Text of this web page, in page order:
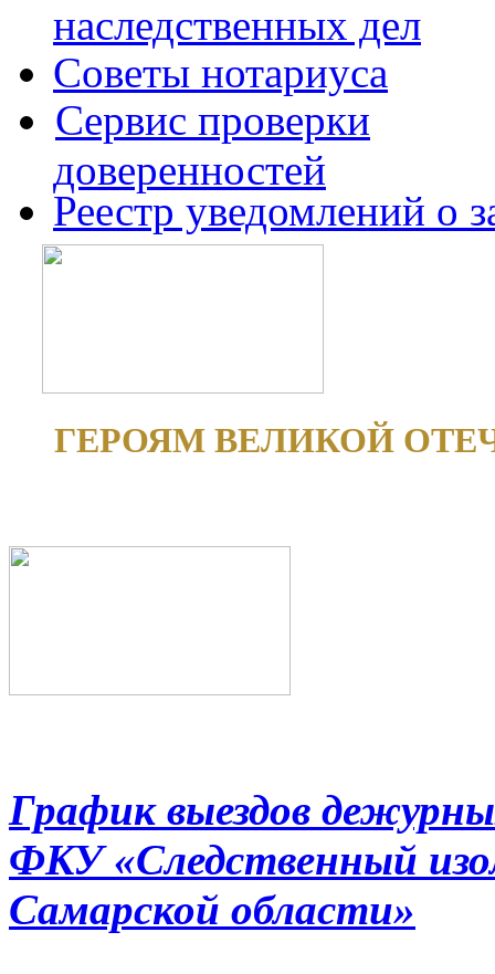
наследственных дел
Советы нотариуса
Сервис проверки
доверенностей
Реестр уведомлений о
ГЕРОЯМ ВЕЛИКОЙ
График выездов
ФКУ «Следственный
Самарской области»